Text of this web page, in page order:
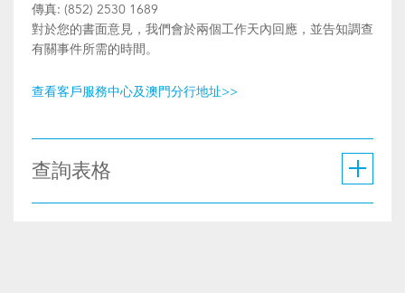
傳真: (852) 2530 1689
對於您的書面意見，我們會於兩個工作天內回應，並告知調查
有關事件所需的時間。
查看客戶服務中心及澳門分行地址>>
查詢表格